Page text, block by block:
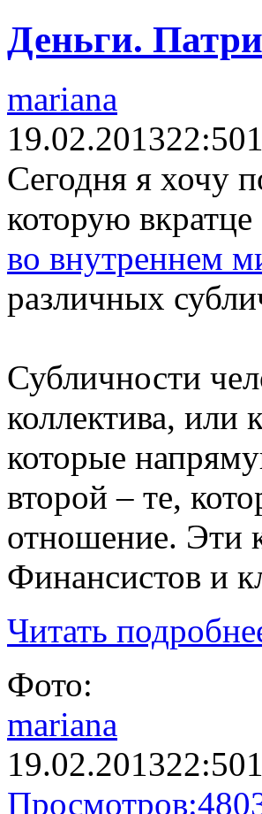
Деньги.
mariana
19.02.201322:50
Сегодня я хочу
которую
во внутреннем
различных
Субличности
коллектива, или
которые
второй – те,
отношение. Эти
Финансистов и
Читать
Фото:
mariana
19.02.201322:50
Просмотров: